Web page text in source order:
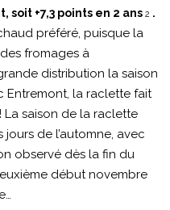
+7,3 points en 2 ans 2 .
préféré, puisque la
fromages à
distribution la saison
Entremont, la raclette fait
La saison de la raclette
jours de l’automne, avec
observé dès la fin du
début novembre